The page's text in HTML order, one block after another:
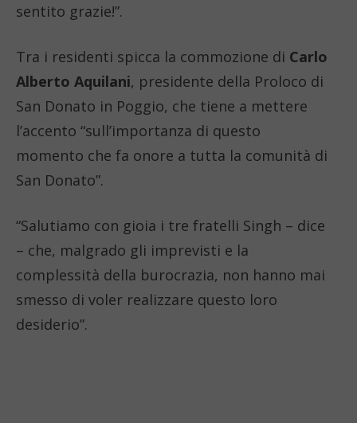
sentito grazie!”.
Tra i residenti spicca la commozione di Carlo
Alberto Aquilani, presidente della Proloco di
San Donato in Poggio, che tiene a mettere
l’accento “sull’importanza di questo
momento che fa onore a tutta la comunità di
San Donato”.
“Salutiamo con gioia i tre fratelli Singh – dice
– che, malgrado gli imprevisti e la
complessità della burocrazia, non hanno mai
smesso di voler realizzare questo loro
desiderio”.